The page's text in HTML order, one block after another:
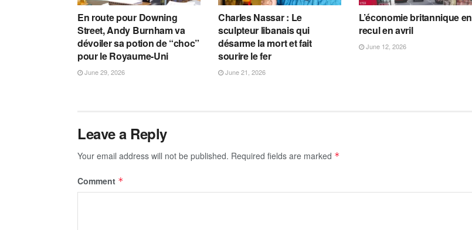
En route pour Downing
Street, Andy Burnham va
dévoiler sa potion de “choc”
pour le Royaume-Uni
June 29, 2026
Charles Nassar : Le
sculpteur libanais qui
désarme la mort et fait
sourire le fer
June 21, 2026
L’économie britannique en
recul en avril
June 12, 2026
Leave a Reply
Your email address will not be published. Required fields are marked *
Comment *